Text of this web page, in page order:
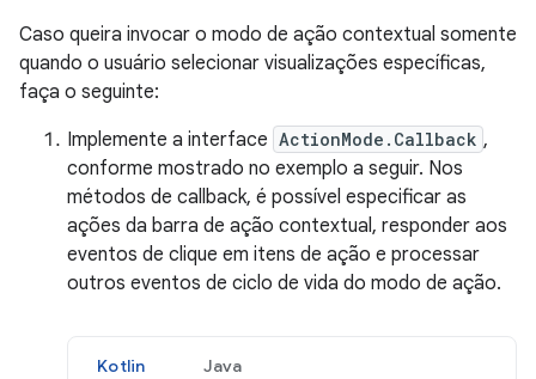
Caso queira invocar o modo de ação contextual somente
quando o usuário selecionar visualizações específicas,
faça o seguinte:
Implemente a interface ActionMode.Callback ,
conforme mostrado no exemplo a seguir. Nos
métodos de callback, é possível especificar as
ações da barra de ação contextual, responder aos
eventos de clique em itens de ação e processar
outros eventos de ciclo de vida do modo de ação.
Kotlin Java